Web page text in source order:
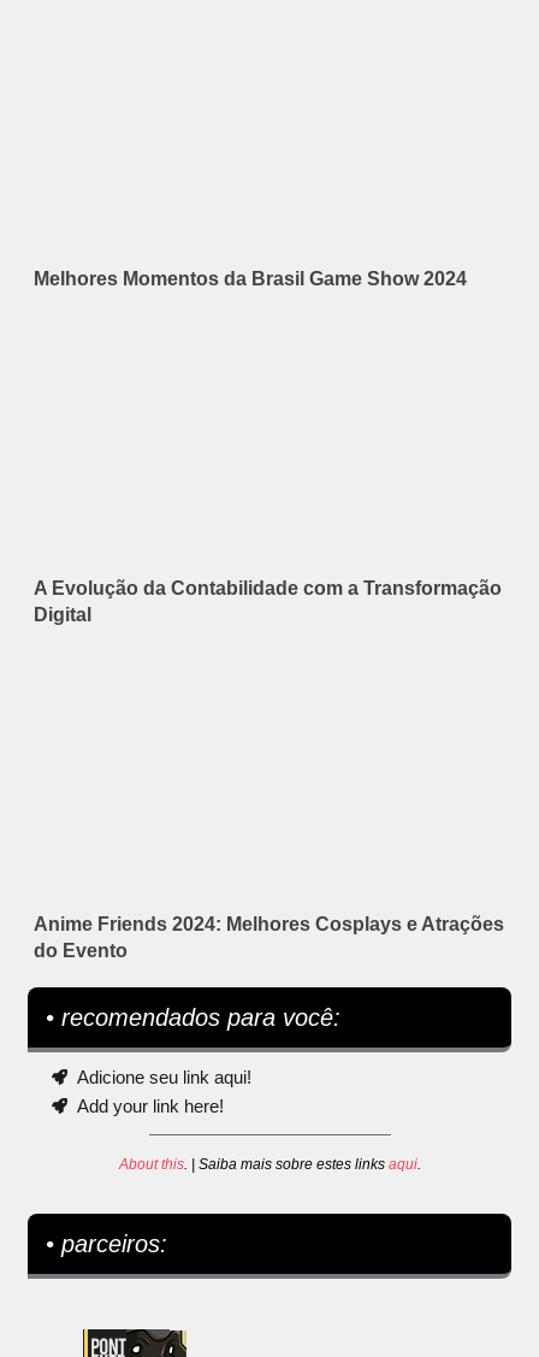
Melhores Momentos da Brasil Game Show 2024
A Evolução da Contabilidade com a Transformação
Digital
Anime Friends 2024: Melhores Cosplays e Atrações
do Evento
• recomendados para você:
Adicione seu link aqui!
Add your link here!
About this. | Saiba mais sobre estes links aqui.
• parceiros: